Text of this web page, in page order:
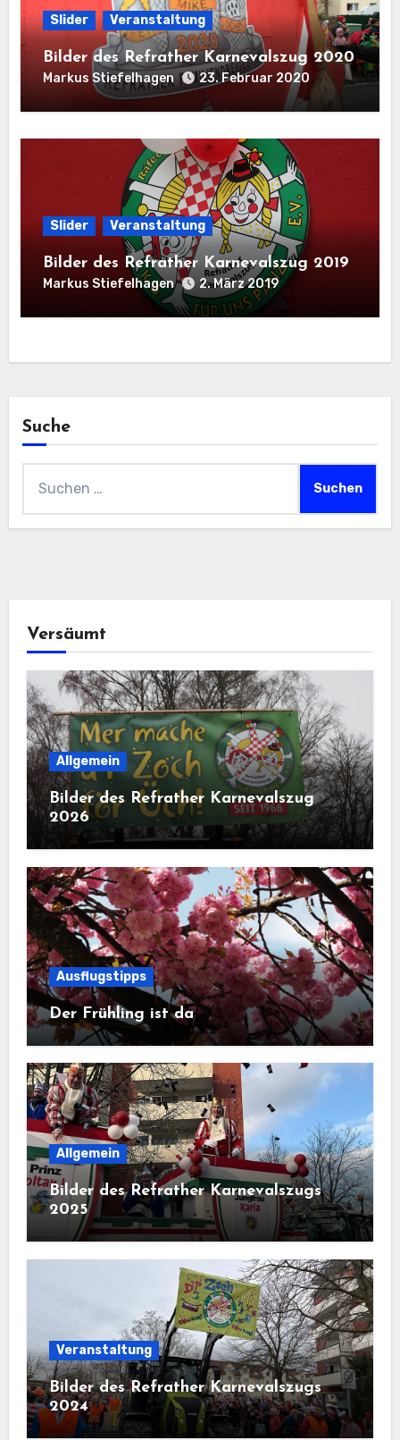
Slider Veranstaltung
Bilder des Refrather Karnevalszug 2020
Markus Stiefelhagen 23. Februar 2020
Slider Veranstaltung
Bilder des Refrather Karnevalszug 2019
Markus Stiefelhagen 2. März 2019
Suche
nach:
Versäumt
Allgemein
Bilder des Refrather Karnevalszug
2026
Ausflugstipps
Der Frühling ist da
Allgemein
Bilder des Refrather Karnevalszugs
2025
Veranstaltung
Bilder des Refrather Karnevalszugs
2024